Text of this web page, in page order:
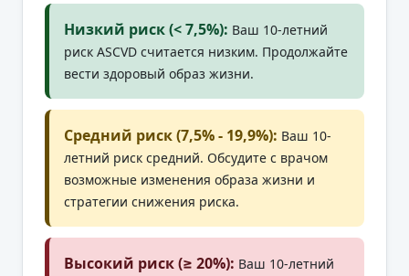
Низкий риск (< 7,5%): Ваш 10-летний
риск ASCVD считается низким. Продолжайте
вести здоровый образ жизни.
Средний риск (7,5% - 19,9%): Ваш 10-
летний риск средний. Обсудите с врачом
возможные изменения образа жизни и
стратегии снижения риска.
Высокий риск (≥ 20%): Ваш 10-летний